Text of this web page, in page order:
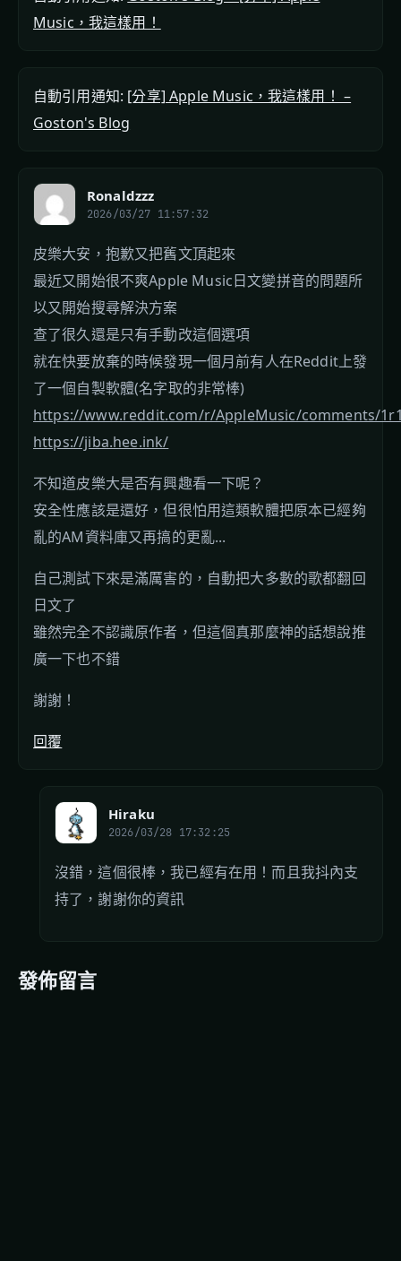
Music，我這樣用！
自動引用通知: [分享] Apple Music，我這樣用！ –
Goston's Blog
Ronaldzzz
2026/03/27 11:57:32
皮樂大安，抱歉又把舊文頂起來
最近又開始很不爽Apple Music日文變拼音的問題所
以又開始搜尋解決方案
查了很久還是只有手動改這個選項
就在快要放棄的時候發現一個月前有人在Reddit上發
了一個自製軟體(名字取的非常棒)
https://www.reddit.com/r/AppleMusic/comments/
https://jiba.hee.ink/
不知道皮樂大是否有興趣看一下呢？
安全性應該是還好，但很怕用這類軟體把原本已經夠
亂的AM資料庫又再搞的更亂...
自己測試下來是滿厲害的，自動把大多數的歌都翻回
日文了
雖然完全不認識原作者，但這個真那麼神的話想說推
廣一下也不錯
謝謝！
回覆
Hiraku
2026/03/28 17:32:25
沒錯，這個很棒，我已經有在用！而且我抖內支
持了，謝謝你的資訊
發佈留言